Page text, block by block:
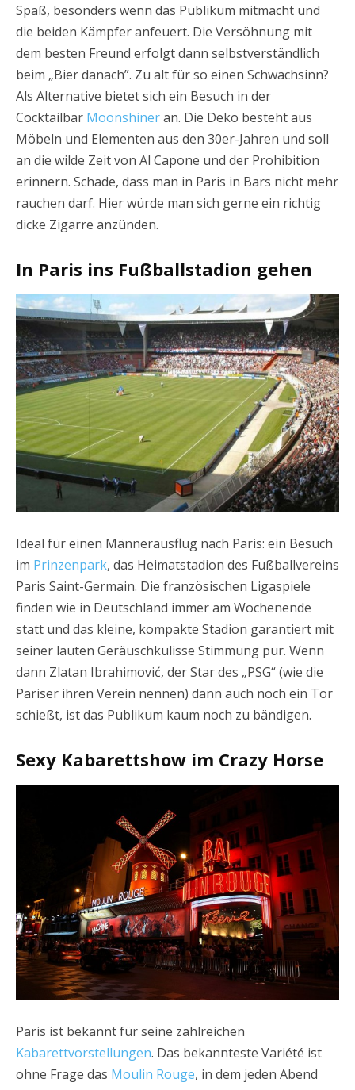
Spaß, besonders wenn das Publikum mitmacht und
die beiden Kämpfer anfeuert. Die Versöhnung mit
dem besten Freund erfolgt dann selbstverständlich
beim „Bier danach”. Zu alt für so einen Schwachsinn?
Als Alternative bietet sich ein Besuch in der
Cocktailbar Moonshineran. Die Deko besteht aus
Möbeln und Elementen aus den 30er-Jahren und soll
an die wilde Zeit von Al Capone und der Prohibition
erinnern. Schade, dass man in Paris in Bars nicht mehr
rauchen darf. Hier würde man sich gerne ein richtig
dicke Zigarre anzünden.
In Paris ins Fußballstadion gehen
Ideal für einen Männerausflug nach Paris: ein Besuch
im Prinzenpark, das Heimatstadion des Fußballvereins
Paris Saint-Germain. Die französischen Ligaspiele
finden wie in Deutschland immer am Wochenende
statt und das kleine, kompakte Stadion garantiert mit
seiner lauten Geräuschkulisse Stimmung pur. Wenn
dann Zlatan Ibrahimović, der Star des „PSG“ (wie die
Pariser ihren Verein nennen) dann auch noch ein Tor
schießt, ist das Publikum kaum noch zu bändigen.
Sexy Kabarettshow im Crazy Horse
Paris ist bekannt für seine zahlreichen
Kabarettvorstellungen. Das bekannteste Variété ist
ohne Frage das Moulin Rouge, in dem jeden Abend